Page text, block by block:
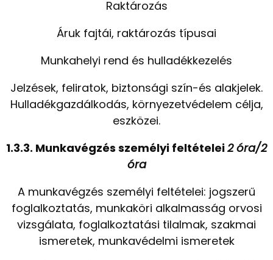
Raktározás
Áruk fajtái, raktározás típusai
Munkahelyi rend és hulladékkezelés
Jelzések, feliratok, biztonsági szín-és alakjelek.
Hulladékgazdálkodás, környezetvédelem célja,
eszközei.
1.3.3. Munkavégzés személyi feltételei2 óra/2
óra
A munkavégzés személyi feltételei: jogszerű
foglalkoztatás, munkaköri alkalmasság orvosi
vizsgálata, foglalkoztatási tilalmak, szakmai
ismeretek, munkavédelmi ismeretek